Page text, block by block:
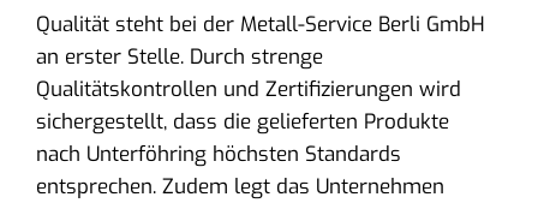
Qualität steht bei der Metall-Service Berli GmbH
an erster Stelle. Durch strenge
Qualitätskontrollen und Zertifizierungen wird
sichergestellt, dass die gelieferten Produkte
nach Unterföhring höchsten Standards
entsprechen. Zudem legt das Unternehmen